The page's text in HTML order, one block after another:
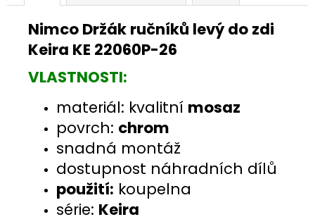
Nimco Držák ručníků levý do zdi
Keira KE 22060P-26
VLASTNOSTI:
materiál: kvalitní mosaz
povrch: chrom
snadná montáž
dostupnost náhradních dílů
použití: koupelna
série: Keira